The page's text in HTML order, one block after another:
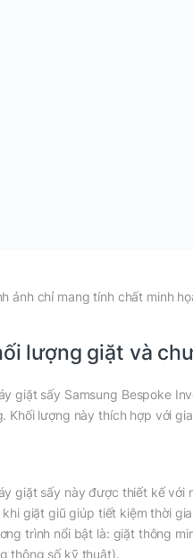
ảnh chỉ mang tính chất minh
lượng giặt và
giặt sấy Samsung Bespoke
Khối lượng này thích hợp với
giặt sấy này được thiết kế với
khi giặt giũ giúp tiết kiệm thời
trình nổi bật là: giặt thông
thông số kỹ thuật).